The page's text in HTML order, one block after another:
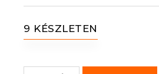
9 KÉSZLETEN